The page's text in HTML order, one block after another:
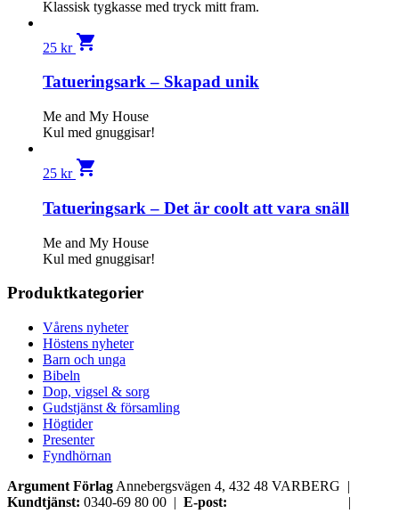
Klassisk tygkasse med tryck mitt fram.
25 kr shopping_cart
Tatueringsark – Skapad unik
Me and My House
Kul med gnuggisar!
25 kr shopping_cart
Tatueringsark – Det är coolt att vara snäll
Me and My House
Kul med gnuggisar!
Produktkategorier
Vårens nyheter
Höstens nyheter
Barn och unga
Bibeln
Dop, vigsel & sorg
Gudstjänst & församling
Högtider
Presenter
Fyndhörnan
Argument Förlag Annebergsvägen 4, 432 48 VARBERG |
Kundtjänst: 0340-69 80 00 | E-post:
|